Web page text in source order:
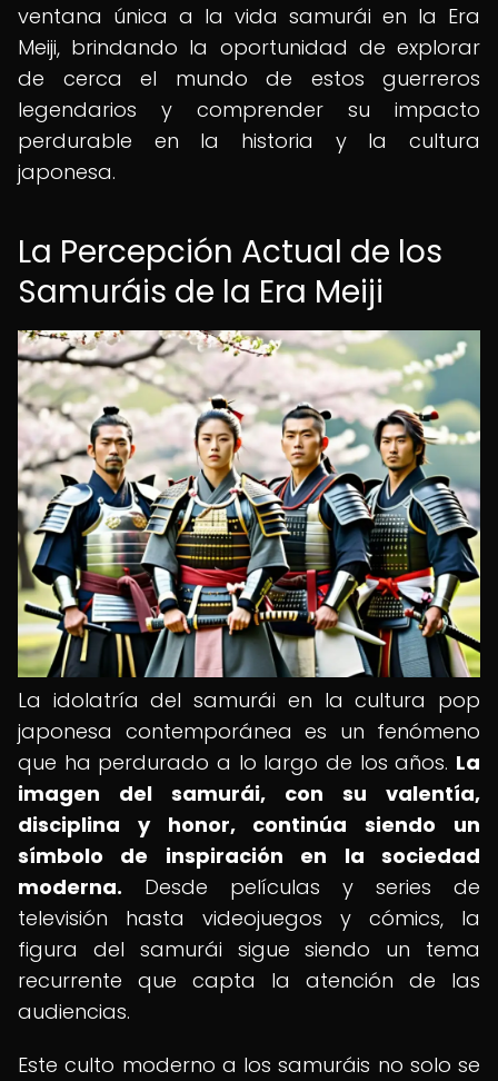
ventana única a la vida samurái en la Era
Meiji, brindando la oportunidad de explorar
de cerca el mundo de estos guerreros
legendarios y comprender su impacto
perdurable en la historia y la cultura
japonesa.
La Percepción Actual de los
Samuráis de la Era Meiji
La idolatría del samurái en la cultura pop
japonesa contemporánea es un fenómeno
que ha perdurado a lo largo de los años. La
imagen del samurái, con su valentía,
disciplina y honor, continúa siendo un
símbolo de inspiración en la sociedad
moderna. Desde películas y series de
televisión hasta videojuegos y cómics, la
figura del samurái sigue siendo un tema
recurrente que capta la atención de las
audiencias.
Este culto moderno a los samuráis no solo se